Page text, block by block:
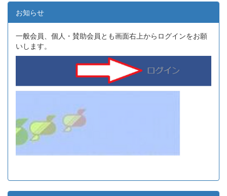
お知らせ
一般会員、個人・賛助会員とも画面右上からログインをお願
いします。